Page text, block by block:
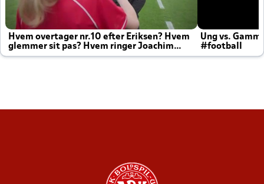
Hvem overtager nr.10 efter Eriksen? Hvem
glemmer sit pas? Hvem ringer Joachim
altid til efter kampe?
Ung vs.
#football